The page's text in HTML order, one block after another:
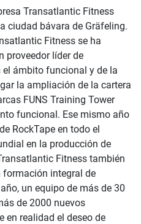
Transatlantic Fitness
ciudad bávara de Gräfeling.
Fitness se ha
proveedor líder de
ámbito funcional y de la
la ampliación de la cartera
FUNS Training Tower
funcional. Ese mismo año
RockTape en todo el
en la producción de
Fitness también
formación integral de
un equipo de más de 30
de 2000 nuevos
en realidad el deseo de